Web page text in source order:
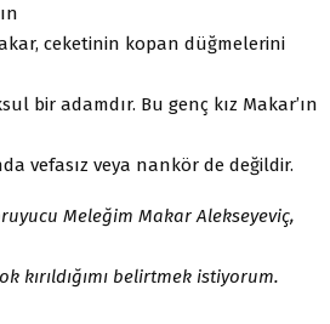
ceketinin kopan düğmelerini
bir adamdır. Bu genç kız Makar’ın
vefasız veya nankör de değildir.
Meleğim Makar Alekseyeviç,
kırıldığımı belirtmek istiyorum.